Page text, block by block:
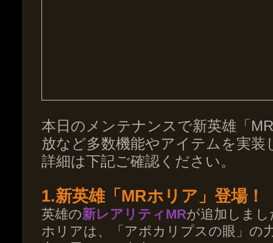
本日のメンテナンスで新英雄「
放など多数機能やアイテムを実装
詳細は下記ご確認ください。
1.新英雄「MRホリア」登場！
英雄の新レアリティMRが追加しまし
ホリアは、「アポカリプスの眼」の